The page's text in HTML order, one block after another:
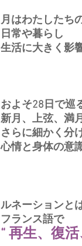
月はわたしたち
日常や暮らし
生活に大きく影
およそ28日で巡
新月、上弦、満
さらに細かく分
心情と身体の意
ルネーションと
フランス語で
“ 再生、復